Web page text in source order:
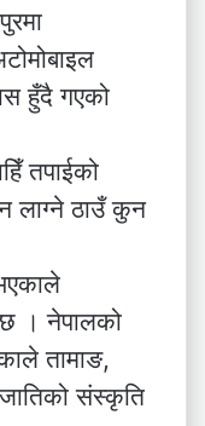
हुँदै गएको
तपाईको
लाग्ने ठाउँ कुन
। नेपालको
तामाङ,
संस्कृति